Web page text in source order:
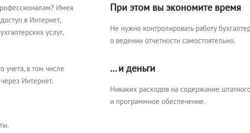
Имея
в Интернет,
услуг,
При этом вы экономите время
Не нужно контролировать работу
о ведении отчетности самостоятельно.
учета, в том числе
Интернет.
... и деньги
Никаких расходов на содержание
и программное обеспечение.